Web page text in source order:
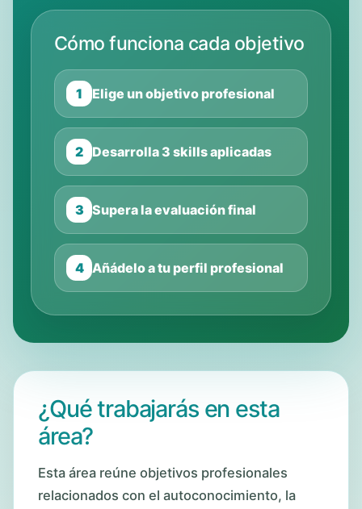
Cómo funciona cada objetivo
1 Elige un objetivo profesional
2 Desarrolla 3 skills aplicadas
3 Supera la evaluación final
4 Añádelo a tu perfil profesional
¿Qué trabajarás en esta
área?
Esta área reúne objetivos profesionales
relacionados con el autoconocimiento, la